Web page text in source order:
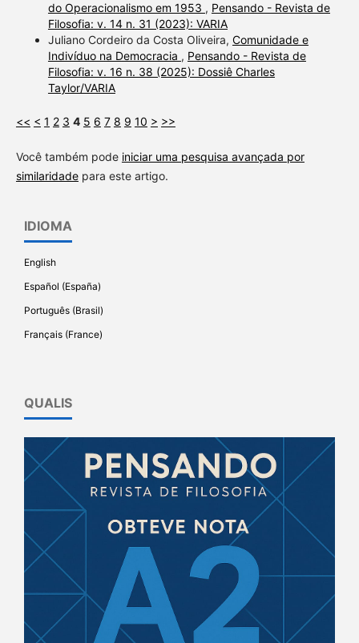
do Operacionalismo em 1953 , Pensando - Revista de
Filosofia: v. 14 n. 31 (2023): VARIA
Juliano Cordeiro da Costa Oliveira, Comunidade e
Indivíduo na Democracia , Pensando - Revista de
Filosofia: v. 16 n. 38 (2025): Dossiê Charles
Taylor/VARIA
<< < 1 2 3 4 5 6 7 8 9 10 > >>
Você também pode iniciar uma pesquisa avançada por
similaridadepara este artigo.
IDIOMA
English
Español (España)
Português (Brasil)
Français (France)
QUALIS